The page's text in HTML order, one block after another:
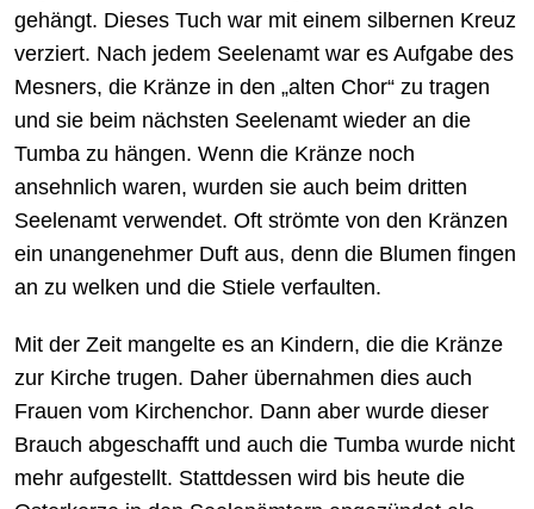
gehängt. Dieses Tuch war mit einem silbernen Kreuz
verziert. Nach jedem Seelenamt war es Aufgabe des
Mesners, die Kränze in den „alten Chor“ zu tragen
und sie beim nächsten Seelenamt wieder an die
Tumba zu hängen. Wenn die Kränze noch
ansehnlich waren, wurden sie auch beim dritten
Seelenamt verwendet. Oft strömte von den Kränzen
ein unangenehmer Duft aus, denn die Blumen fingen
an zu welken und die Stiele verfaulten.
Mit der Zeit mangelte es an Kindern, die die Kränze
zur Kirche trugen. Daher übernahmen dies auch
Frauen vom Kirchenchor. Dann aber wurde dieser
Brauch abgeschafft und auch die Tumba wurde nicht
mehr aufgestellt. Stattdessen wird bis heute die